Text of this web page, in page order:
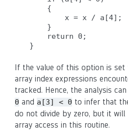
    {
        x = x / a[4];
    }
    return 0;
If the value of this option is
array index expressions
tracked. Hence, the analysis
0 and a[3] < 0 to infer that
do not divide by zero, but it
array access in this routine.